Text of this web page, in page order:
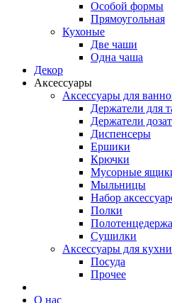
Особой формы
Прямоугольная
Кухоные
Две чаши
Одна чаша
Декор
Аксессуары
Аксессуары для
Держатели для
Держатели
Диспенсеры
Ершики
Крючки
Мусорные
Мыльницы
Набор
Полки
Сушилки
Аксессуары для кухни
Посуда
Прочее
О нас